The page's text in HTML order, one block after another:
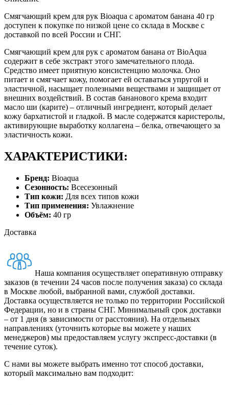
Смягчающий крем для рук Bioaqua с ароматом банана 40 гр
доступен к покупке по низкой цене со склада в Москве с
доставкой по всей России и СНГ.
Смягчающий крем для рук с ароматом банана от BioAqua
содержит в себе экстракт этого замечательного плода.
Средство имеет приятную консистенцию молочка. Оно
питает и смягчает кожу, помогает ей оставаться упругой и
эластичной, насыщает полезными веществами и защищает от
внешних воздействий. В состав бананового крема входит
масло ши (карите) – отличный ингредиент, который делает
кожу бархатистой и гладкой. В масле содержатся каристеролы,
активирующие выработку коллагена – белка, отвечающего за
эластичность кожи.
ХАРАКТЕРИСТИКИ:
Бренд: Bioaqua
Сезонность: Всесезонный
Тип кожи: Для всех типов кожи
Тип применения: Увлажнение
Объём: 40 гр
Доставка
Наша компания осуществляет оперативную отправку
заказов (в течении 24 часов после получения заказа) со склада
в Москве любой, выбранной вами, службой доставки.
Доставка осуществляется не только по территории Российской
Федерации, но и в страны СНГ. Минимальный срок доставки
– от 1 дня (в зависимости от расстояния). На отдельных
направлениях (уточнить которые вы можете у наших
менеджеров) мы предоставляем услугу экспресс-доставки (в
течение суток).
С нами вы можете выбрать именно тот способ доставки,
который максимально вам подходит: